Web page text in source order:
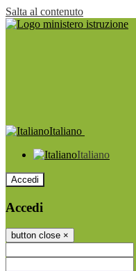
Salta al contenuto
Italiano
Italiano
Accedi
Accedi
button close ×